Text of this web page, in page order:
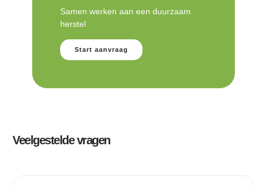
Samen werken aan een duurzaam
herstel
Start aanvraag
Veelgestelde vragen